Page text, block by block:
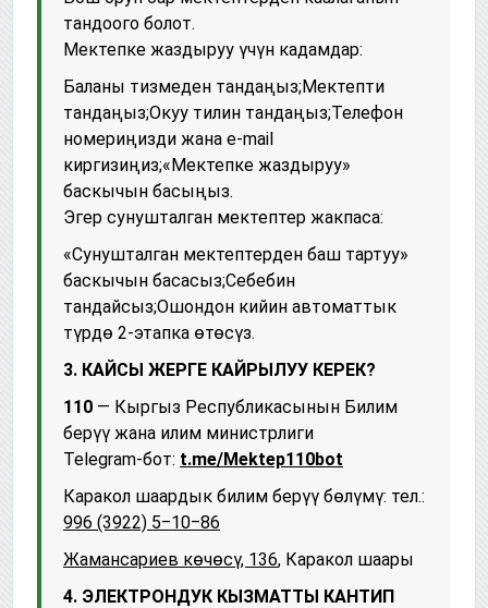
тандоого болот.
Мектепке жаздыруу үчүн кадамдар:
Баланы тизмеден тандаңыз;Мектепти
тандаңыз;Окуу тилин тандаңыз;Телефон
номериңизди жана e-mail
киргизиңиз;«Мектепке жаздыруу»
баскычын басыңыз.
Эгер сунушталган мектептер жакпаса:
«Сунушталган мектептерден баш тартуу»
баскычын басасыз;Себебин
тандайсыз;Ошондон кийин автоматтык
түрдө 2-этапка өтөсүз.
3. КАЙСЫ ЖЕРГЕ КАЙРЫЛУУ КЕРЕК?
110 — Кыргыз Республикасынын Билим
берүү жана илим министрлиги
Telegram-бот: t.me/Mektep110bot
Каракол шаардык билим берүү бөлүмү: тел.:
996 (3922) 5‒10‒86
Жамансариев көчөсү, 136, Каракол шаары
4. ЭЛЕКТРОНДУК КЫЗМАТТЫ КАНТИП